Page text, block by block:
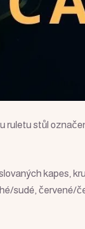
ruletu stůl
kapes,
sudé,